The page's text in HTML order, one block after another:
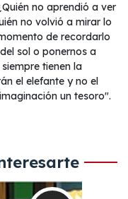
no aprendió a ver
no volvió a mirar lo
de recordarlo
sol o ponernos a
tienen la
el elefante y no el
un tesoro".